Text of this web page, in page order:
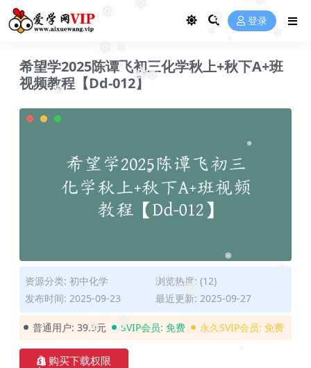
❅
❅
❅ ❅
❅
❅
❅
❅
❅
登录
希望学2025陈谭飞初三化学秋上+秋下A+班
视频教程【Dd-012】
资源分类: 初中化学
浏览热度: (12)
发布时间: 2025-09-23
最近更新: 2025-09-27
普通用户: 39.9元 SVIP会员: 免费 永久SVIP会员: 免费
购买下载权限